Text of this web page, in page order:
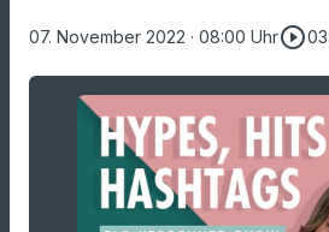
07. November 2022 · 08:00 Uhrplay_circle_outline